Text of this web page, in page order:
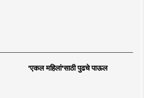
'एकल महिलां'साठी पुढचे पाऊल